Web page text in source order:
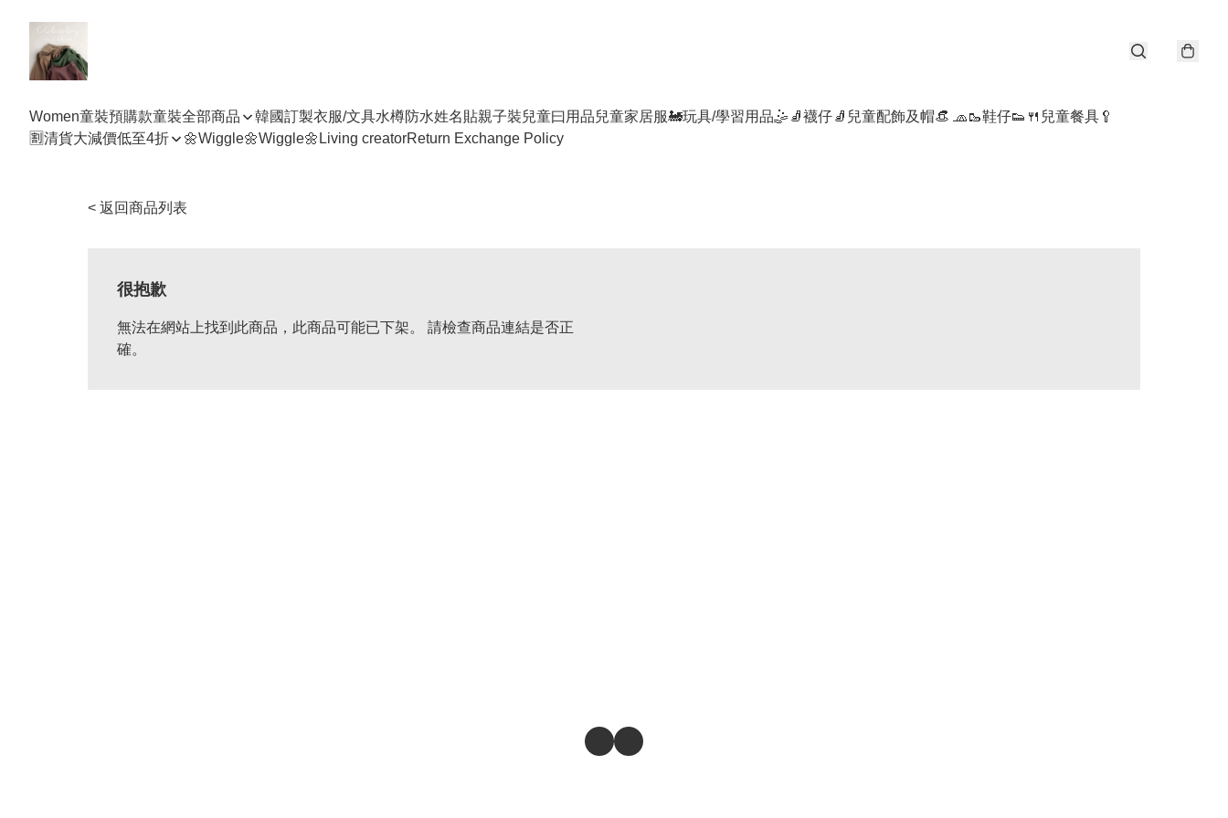
Women童裝預購款童裝全部商品 韓國訂製衣服/文具水樽防水姓名貼親子裝兒童曰用品兒童家居服🚂玩具/學習用品🤹 🧦襪仔🧦 兒童配飾及帽👒 🧢🥾鞋仔👟 🍴兒童餐具🥄
🈹清貨大減價低至4折
🌼Wiggle🌼Wiggle🌼 Living creatorReturn Exchange Policy
< 返回商品列表
很抱歉
無法在網站上找到此商品，此商品可能已下架。 請檢查商品連結是否正
確。